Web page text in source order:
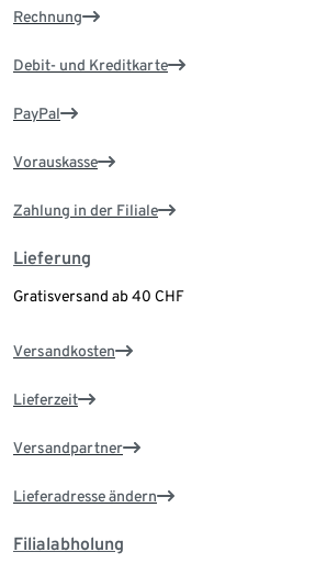
Rechnung
Debit- und Kreditkarte
PayPal
Vorauskasse
Zahlung in der Filiale
Lieferung
Gratisversand ab 40 CHF
Versandkosten
Lieferzeit
Versandpartner
Lieferadresse ändern
Filialabholung